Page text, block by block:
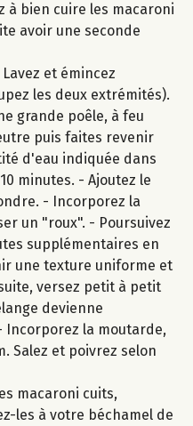
à bien cuire les macaroni
avoir une seconde
Lavez et émincez
les deux extrémités).
grande poêle, à feu
puis faites revenir
d'eau indiquée dans
minutes. - Ajoutez le
- Incorporez la
un "roux". - Poursuivez
supplémentaires en
une texture uniforme et
versez petit à petit
devienne
Incorporez la moutarde,
Salez et poivrez selon
macaroni cuits,
les à votre béchamel de